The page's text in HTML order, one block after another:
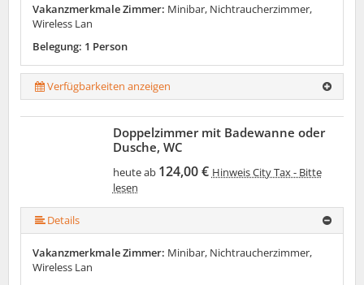
Vakanzmerkmale Zimmer: Minibar, Nichtraucherzimmer,
Wireless Lan
Belegung: 1 Person
Verfügbarkeiten anzeigen
Doppelzimmer mit Badewanne oder
Dusche, WC
heute ab 124,00 € Hinweis City Tax - Bitte
lesen
Details
Vakanzmerkmale Zimmer: Minibar, Nichtraucherzimmer,
Wireless Lan